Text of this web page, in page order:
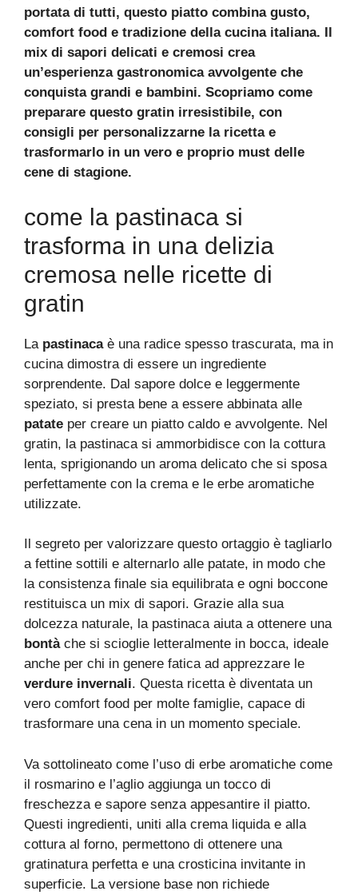
portata di tutti, questo piatto combina gusto,
comfort food e tradizione della cucina italiana. Il
mix di sapori delicati e cremosi crea
un’esperienza gastronomica avvolgente che
conquista grandi e bambini. Scopriamo come
preparare questo gratin irresistibile, con
consigli per personalizzarne la ricetta e
trasformarlo in un vero e proprio must delle
cene di stagione.
come la pastinaca si
trasforma in una delizia
cremosa nelle ricette di
gratin
La pastinacaè una radice spesso trascurata, ma in
cucina dimostra di essere un ingrediente
sorprendente. Dal sapore dolce e leggermente
speziato, si presta bene a essere abbinata alle
patate per creare un piatto caldo e avvolgente. Nel
gratin, la pastinaca si ammorbidisce con la cottura
lenta, sprigionando un aroma delicato che si sposa
perfettamente con la crema e le erbe aromatiche
utilizzate.
Il segreto per valorizzare questo ortaggio è tagliarlo
a fettine sottili e alternarlo alle patate, in modo che
la consistenza finale sia equilibrata e ogni boccone
restituisca un mix di sapori. Grazie alla sua
dolcezza naturale, la pastinaca aiuta a ottenere una
bontàche si scioglie letteralmente in bocca, ideale
anche per chi in genere fatica ad apprezzare le
verdure invernali. Questa ricetta è diventata un
vero comfort food per molte famiglie, capace di
trasformare una cena in un momento speciale.
Va sottolineato come l’uso di erbe aromatiche come
il rosmarino e l’aglio aggiunga un tocco di
freschezza e sapore senza appesantire il piatto.
Questi ingredienti, uniti alla crema liquida e alla
cottura al forno, permettono di ottenere una
gratinatura perfetta e una crosticina invitante in
superficie. La versione base non richiede